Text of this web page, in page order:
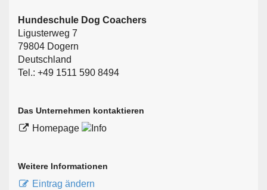
Hundeschule Dog Coachers
Ligusterweg 7
79804 Dogern
Deutschland
Tel.: +49 1511 590 8494
Das Unternehmen kontaktieren
Homepage
Weitere Informationen
Eintrag ändern